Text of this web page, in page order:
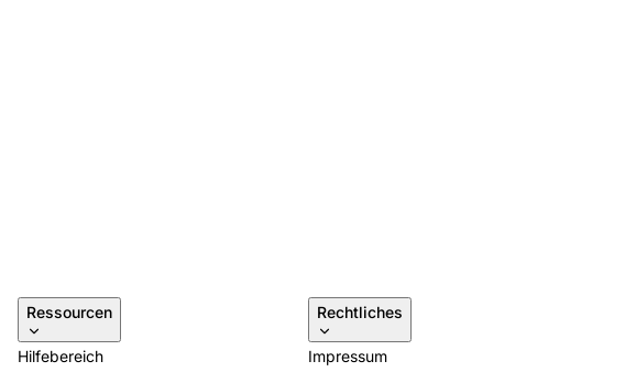
Ressourcen
Hilfebereich
Rechtliches
Impressum